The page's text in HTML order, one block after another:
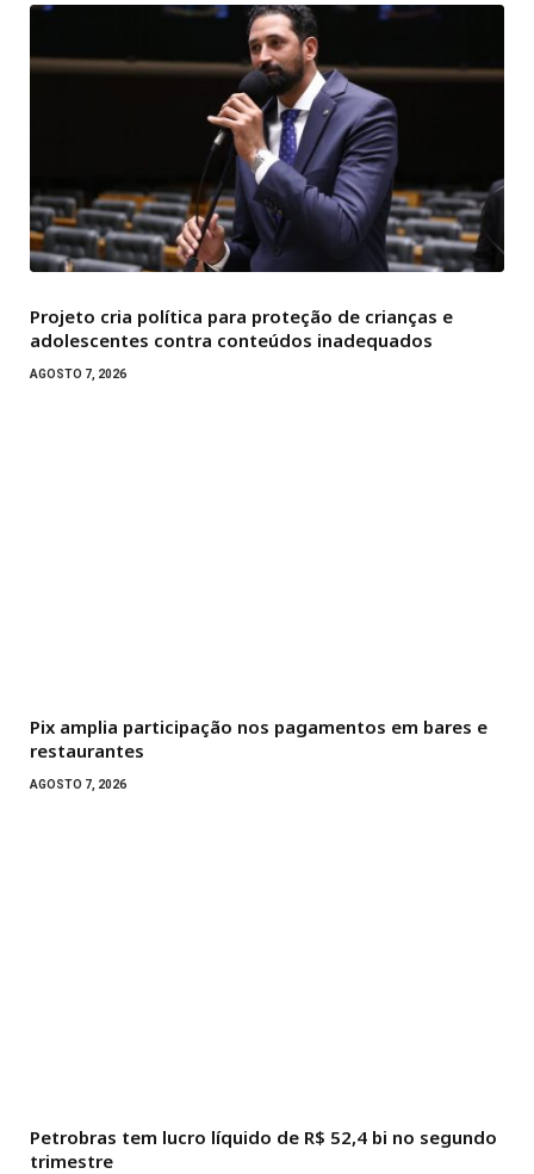
Projeto cria política para proteção de crianças e
adolescentes contra conteúdos inadequados
AGOSTO 7, 2026
Pix amplia participação nos pagamentos em bares e
restaurantes
AGOSTO 7, 2026
Petrobras tem lucro líquido de R$ 52,4 bi no segundo
trimestre